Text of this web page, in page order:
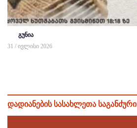
გუნია
31 / ივლისი 2026
დადიანების სასახლეთა საგანძური